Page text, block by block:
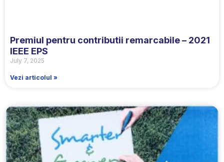
Premiul pentru contributii remarcabile – 2021
IEEE EPS
July 7, 2025
Vezi articolul »